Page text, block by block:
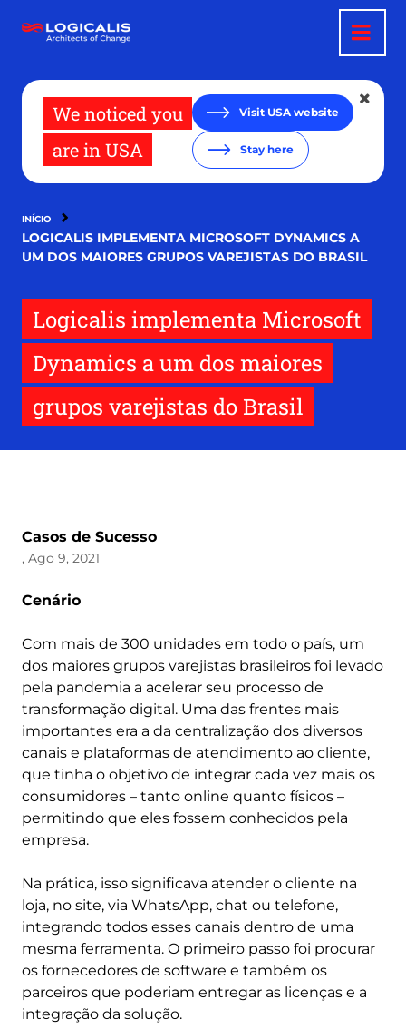
para
We noticed you
are in USA
Visit USA website
Stay here
INÍCIO
LOGICALIS IMPLEMENTA MICROSOFT DYNAMICS A
UM DOS MAIORES GRUPOS VAREJISTAS DO BRASIL
Logicalis implementa Microsoft
Dynamics a um dos maiores
grupos varejistas do Brasil
Casos de Sucesso
, Ago 9, 2021
Cenário
Com mais de 300 unidades em todo o país, um
dos maiores grupos varejistas brasileiros foi levado
pela pandemia a acelerar seu processo de
transformação digital. Uma das frentes mais
importantes era a da centralização dos diversos
canais e plataformas de atendimento ao cliente,
que tinha o objetivo de integrar cada vez mais os
consumidores – tanto online quanto físicos –
permitindo que eles fossem conhecidos pela
empresa.
Na prática, isso significava atender o cliente na
loja, no site, via WhatsApp, chat ou telefone,
integrando todos esses canais dentro de uma
mesma ferramenta. O primeiro passo foi procurar
os fornecedores de software e também os
parceiros que poderiam entregar as licenças e a
integração da solução.